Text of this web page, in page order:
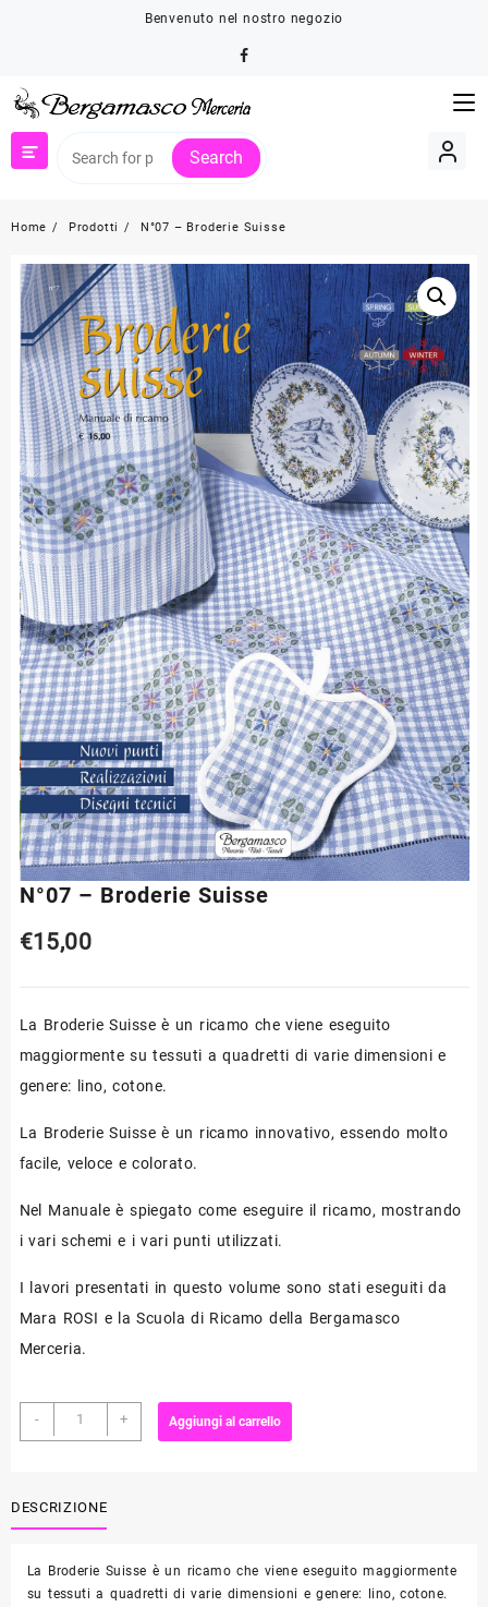
Benvenuto nel nostro negozio
Search
Home Prodotti N°07 – Broderie Suisse
N°07 – Broderie Suisse
€15,00
La Broderie Suisse è un ricamo che viene eseguito
maggiormente su tessuti a quadretti di varie dimensioni e
genere: lino, cotone.
La Broderie Suisse è un ricamo innovativo, essendo molto
facile, veloce e colorato.
Nel Manuale è spiegato come eseguire il ricamo, mostrando
i vari schemi e i vari punti utilizzati.
I lavori presentati in questo volume sono stati eseguiti da
Mara ROSI e la Scuola di Ricamo della Bergamasco
Merceria.
-
N°07
-
quantità
+ Aggiungi al carrello
DESCRIZIONE
La Broderie Suisse è un ricamo che viene eseguito maggiormente
su tessuti a quadretti di varie dimensioni e genere: lino, cotone.